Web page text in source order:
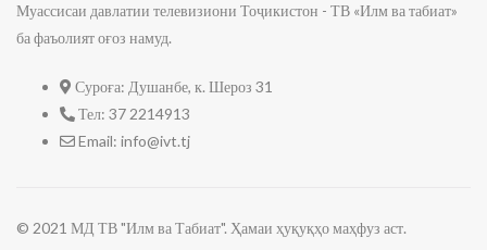
Муассисаи давлатии телевизиони Тоҷикистон - ТВ «Илм ва табиат»
ба фаъолият оғоз намуд.
Суроға: Душанбе, к. Шероз 31
Тел: 37 2214913
Email: info@ivt.tj
© 2021 МД ТВ "Илм ва Табиат". Ҳамаи ҳуқуқҳо маҳфуз аст.